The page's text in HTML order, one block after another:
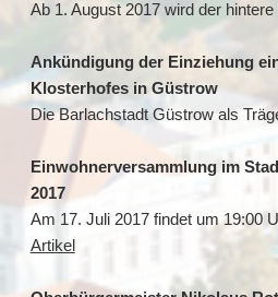
Ab 1. August 2017 wird der
Ankündigung der Einziehung
Klosterhofes in Güstrow
Die Barlachstadt Güstrow als
Einwohnerversammlung im
2017
Am 17. Juli 2017 findet um 19:00
Artikel